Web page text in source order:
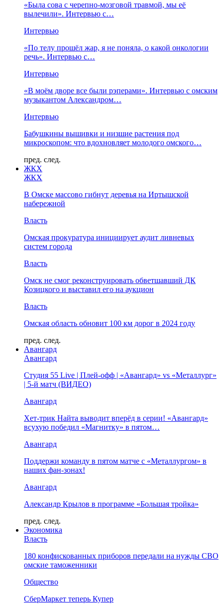
«Была сова с черепно-мозговой травмой, мы её
вылечили». Интервью с…
Интервью
«По телу прошёл жар, я не поняла, о какой онкологии
речь». Интервью с…
Интервью
«В моём дворе все были рэперами». Интервью с омским
музыкантом Александром…
Интервью
Бабушкины вышивки и низшие растения под
микроскопом: что вдохновляет молодого омского…
пред. след.
ЖКХ
ЖКХ
В Омске массово гибнут деревья на Иртышской
набережной
Власть
Омская прокуратура инициирует аудит ливневых
систем города
Власть
Омск не смог реконструировать обветшавший ДК
Козицкого и выставил его на аукцион
Власть
Омская область обновит 100 км дорог в 2024 году
пред. след.
Авангард
Авангард
Студия 55 Live | Плей-офф | «Авангард» vs «Металлург»
| 5-й матч (ВИДЕО)
Авангард
Хет-трик Найта выводит вперёд в серии! «Авангард»
всухую победил «Магнитку» в пятом…
Авангард
Поддержи команду в пятом матче с «Металлургом» в
наших фан-зонах!
Авангард
Александр Крылов в программе «Большая тройка»
пред. след.
Экономика
Власть
180 конфискованных приборов передали на нужды СВО
омские таможенники
Общество
СберМаркет теперь Купер